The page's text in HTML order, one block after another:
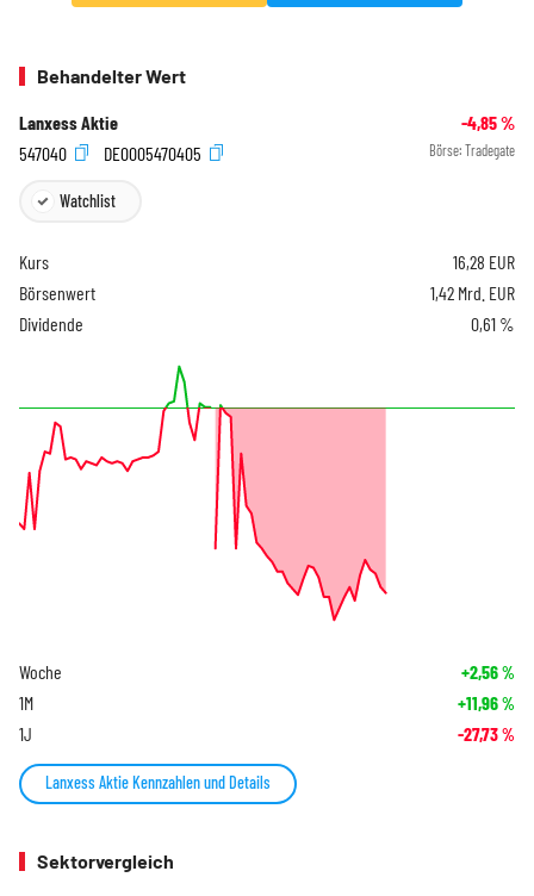
Behandelter Wert
Lanxess Aktie -4,85%
547040
DE0005470405 Börse: Tradegate
Watchlist
Kurs 16,28 EUR
Börsenwert
1,42 Mrd. EUR
Dividende
0,61 %
Woche +2,56%
1M +11,96%
1J -27,73%
Lanxess Aktie Kennzahlen und Details
Sektorvergleich